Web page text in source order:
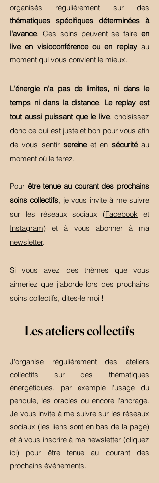
organisés régulièrement sur des
thématiques spécifiques déterminées à
l'avance. Ces soins peuvent se faire en
live en visioconférence ou en replayau
moment qui vous convient le mieux.
L'énergie n'a pas de limites, ni dans le
temps ni dans la distance. Le replay est
tout aussi puissant que le live, choisissez
donc ce qui est juste et bon pour vous afin
de vous sentir sereineet en sécuritéau
moment où le ferez.
Pour être tenue au courant des prochains
soins collectifs, je vous invite à me suivre
sur les réseaux sociaux (Facebook et
Instagram) et à vous abonner à ma
newsletter.
Si vous avez des thèmes que vous
aimeriez que j'aborde lors des prochains
soins collectifs, dites-le moi !
Les ateliers collectifs
J'organise régulièrement des ateliers
collectifs sur des thématiques
énergétiques, par exemple l'usage du
pendule, les oracles ou encore l'ancrage.
Je vous invite à me suivre sur les réseaux
sociaux (les liens sont en bas de la page)
et à vous inscrire à ma newsletter (cliquez
ici) pour être tenue au courant des
prochains événements.